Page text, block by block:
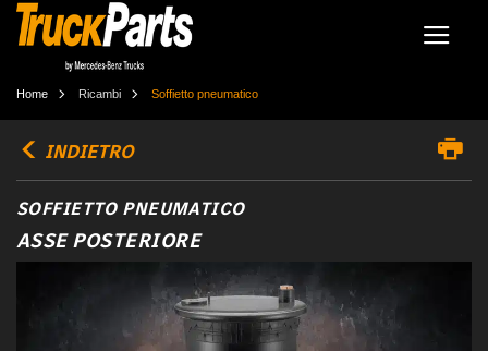
Home Ricambi Soffietto pneumatico
INDIETRO
SOFFIETTO PNEUMATICO
ASSE POSTERIORE